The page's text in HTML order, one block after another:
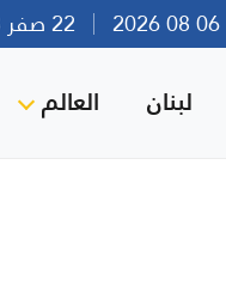
لبنان العالم